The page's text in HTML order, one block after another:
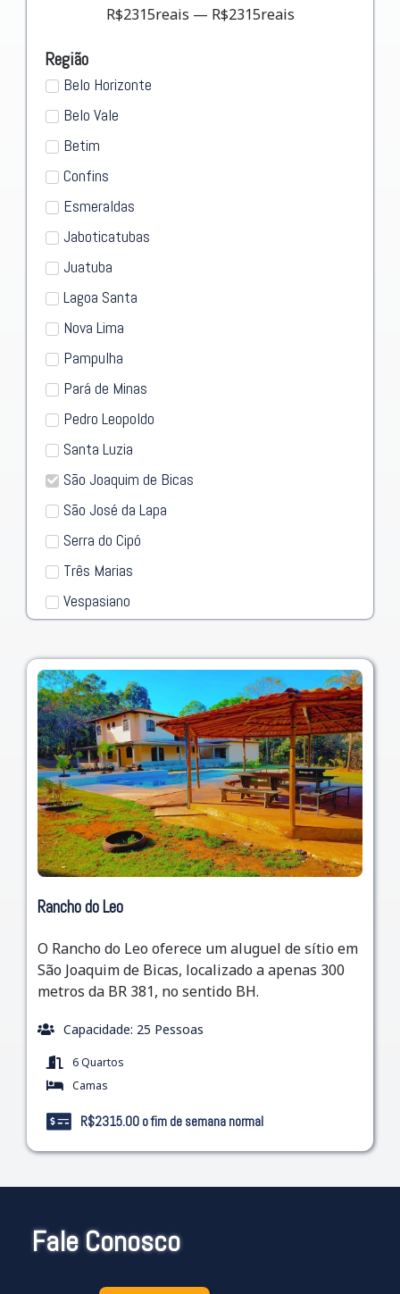
R$2315reais — R$2315reais
Região
Belo Horizonte
Belo Vale
Betim
Confins
Esmeraldas
Jaboticatubas
Juatuba
Lagoa Santa
Nova Lima
Pampulha
Pará de Minas
Pedro Leopoldo
Santa Luzia
São Joaquim de Bicas
São José da Lapa
Serra do Cipó
Três Marias
Vespasiano
Rancho do Leo
O Rancho do Leo oferece um aluguel de sítio em
São Joaquim de Bicas, localizado a apenas 300
metros da BR 381, no sentido BH.
Capacidade: 25 Pessoas
6 Quartos
Camas
R$2315.00 o fim de semana normal
Fale Conosco